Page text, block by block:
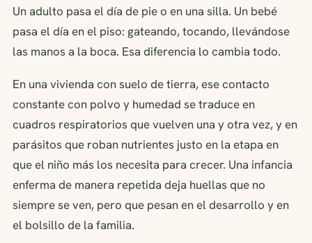
Un adulto pasa el día de pie o en una silla. Un bebé
pasa el día en el piso: gateando, tocando, llevándose
las manos a la boca. Esa diferencia lo cambia todo.
En una vivienda con suelo de tierra, ese contacto
constante con polvo y humedad se traduce en
cuadros respiratorios que vuelven una y otra vez, y en
parásitos que roban nutrientes justo en la etapa en
que el niño más los necesita para crecer. Una infancia
enferma de manera repetida deja huellas que no
siempre se ven, pero que pesan en el desarrollo y en
el bolsillo de la familia.